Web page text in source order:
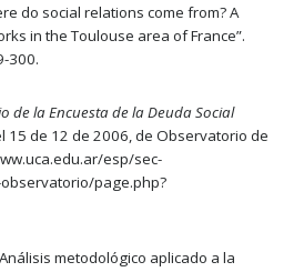
do social relations come from? A
in the Toulouse area of France”.
300.
de la Encuesta de la Deuda Social
15 de 12 de 2006, de Observatorio de
esp/sec-
page.php?
metodológico aplicado a la